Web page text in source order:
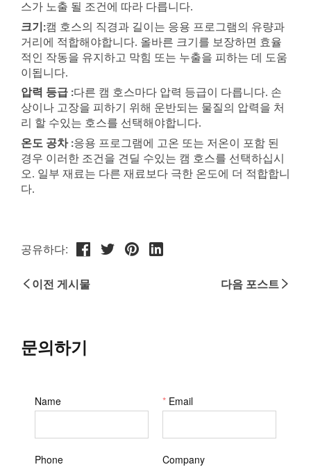
공유하다:
이전 게시물 다음 포스트
문의하기
Name * Email
Phone Company